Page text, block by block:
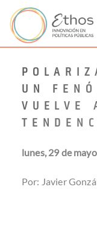
UN
VUELVE
lunes, 29 de
Por: Javier